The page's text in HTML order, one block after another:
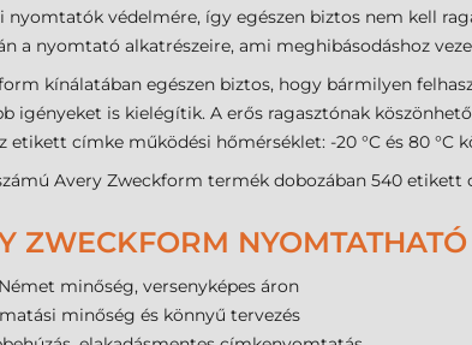
védelmére, így egészen biztos nem kell
a nyomtató alkatrészeire, ami meghibásodáshoz
kínálatában egészen biztos, hogy bármilyen
igényeket is kielégítik. A erős ragasztónak
etikett címke működési hőmérséklet: -20 °C és 80 °C
Avery Zweckform termék dobozában 540
ZWECKFORM
minőség, versenyképes áron
minőség és könnyű tervezés